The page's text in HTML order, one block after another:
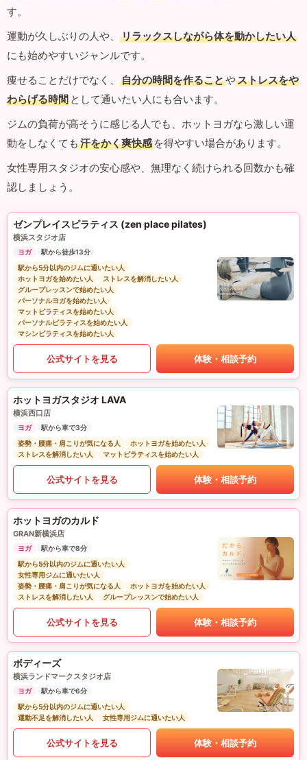
す。
運動が久しぶりの人や、
リラックスしながら体を動かしたい人
にも始めやすいジャンルです。
痩せることだけでなく、
自分の時間を作ることやストレスをや
わらげる時間 として通いたい人にも合います。
ジムの負荷が高そうに感じる人でも、ホットヨガなら激しい運
動をしなくても 汗をかく爽快感 を得やすい場合があります。
女性専用スタジオの安心感や、無理なく続けられる回数かも確
認しましょう。
ゼンプレイスピラティス (zen place pilates)
横浜スタジオ店
ヨガ
駅から徒歩13分
駅から5分以内のジムに通いたい人
ホットヨガを始めたい人
ストレスを解消したい人
グループレッスンで始めたい人
パーソナルヨガを始めたい人
マットピラティスを始めたい人
パーソナルピラティスを始めたい人
マシンピラティスを始めたい人
公式サイトを見る 体験・相談予約
ホットヨガスタジオ LAVA
横浜西口店
ヨガ
駅から車で3分
姿勢・腰痛・肩こりが気になる人
ホットヨガを始めたい人
ストレスを解消したい人
マットピラティスを始めたい人
公式サイトを見る 体験・相談予約
ホットヨガのカルド
GRAN新横浜店
ヨガ
駅から車で8分
駅から5分以内のジムに通いたい人
女性専用ジムに通いたい人
姿勢・腰痛・肩こりが気になる人
ホットヨガを始めたい人
ストレスを解消したい人
グループレッスンで始めたい人
公式サイトを見る 体験・相談予約
ボディーズ
横浜ランドマークスタジオ店
ヨガ
駅から車で6分
駅から5分以内のジムに通いたい人
運動不足を解消したい人
女性専用ジムに通いたい人
公式サイトを見る 体験・相談予約